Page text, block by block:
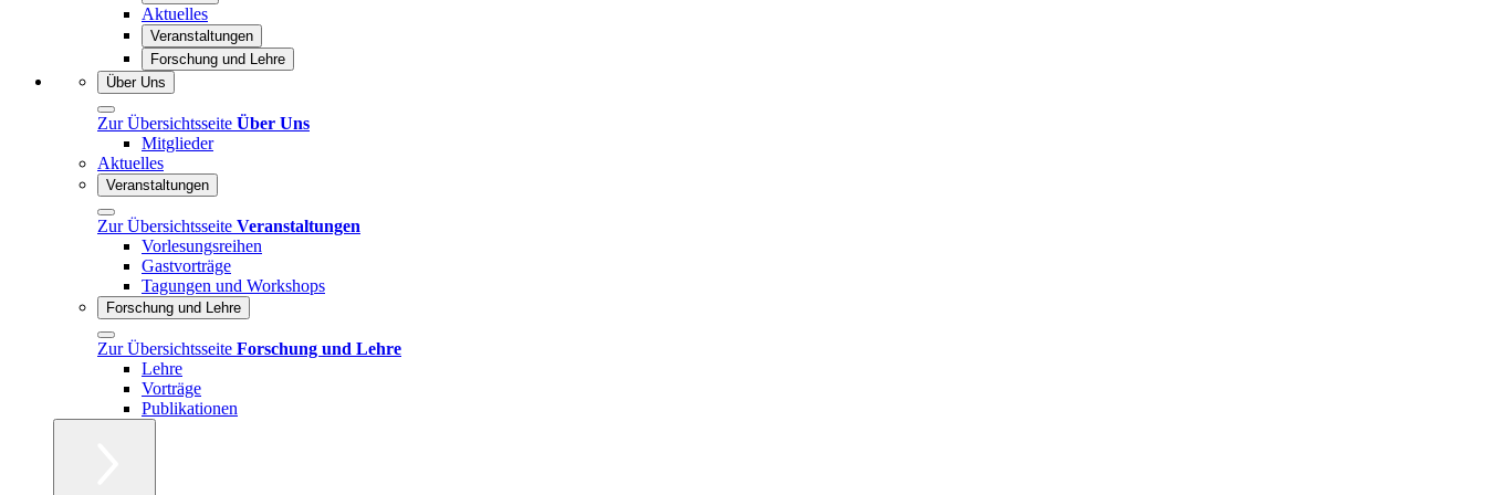
Aktuelles
Veranstaltungen
Forschung und Lehre
Über Uns
Zur Übersichtsseite Über Uns
Mitglieder
Aktuelles
Veranstaltungen
Zur Übersichtsseite Veranstaltungen
Vorlesungsreihen
Gastvorträge
Tagungen und Workshops
Forschung und Lehre
Zur Übersichtsseite Forschung und Lehre
Lehre
Vorträge
Publikationen